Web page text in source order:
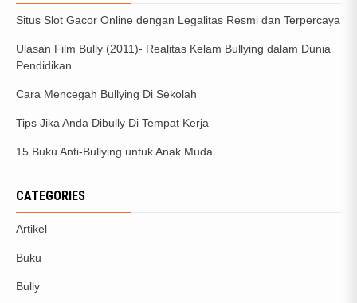
Situs Slot Gacor Online dengan Legalitas Resmi dan Terpercaya
Ulasan Film Bully (2011)- Realitas Kelam Bullying dalam Dunia
Pendidikan
Cara Mencegah Bullying Di Sekolah
Tips Jika Anda Dibully Di Tempat Kerja
15 Buku Anti-Bullying untuk Anak Muda
CATEGORIES
Artikel
Buku
Bully